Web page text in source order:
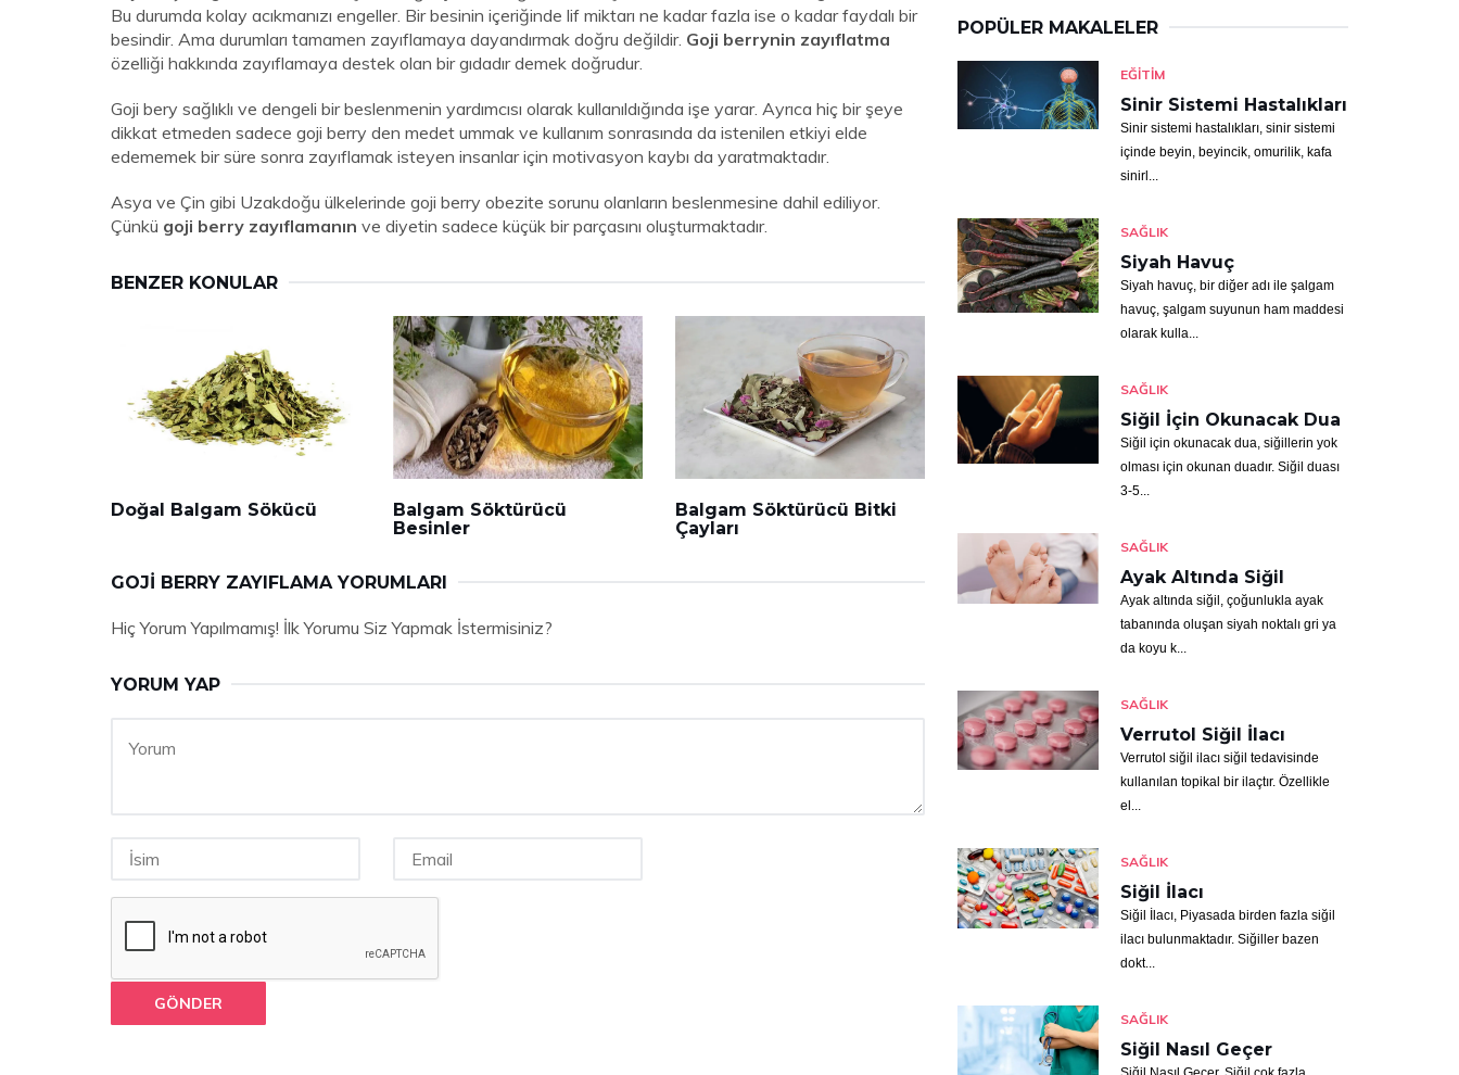
Bu durumda kolay acıkmanızı engeller. Bir besinin içeriğinde lif miktarı ne kadar fazla ise o kadar faydalı bir
besindir. Ama durumları tamamen zayıflamaya dayandırmak doğru değildir. Goji berrynin zayıflatma
özelliği hakkında zayıflamaya destek olan bir gıdadır demek doğrudur.
Goji bery sağlıklı ve dengeli bir beslenmenin yardımcısı olarak kullanıldığında işe yarar. Ayrıca hiç bir şeye
dikkat etmeden sadece goji berry den medet ummak ve kullanım sonrasında da istenilen etkiyi elde
edememek bir süre sonra zayıflamak isteyen insanlar için motivasyon kaybı da yaratmaktadır.
Asya ve Çin gibi Uzakdoğu ülkelerinde goji berry obezite sorunu olanların beslenmesine dahil ediliyor.
Çünkü goji berry zayıflamanın ve diyetin sadece küçük bir parçasını oluşturmaktadır.
BENZER KONULAR
Doğal Balgam Sökücü
Balgam Söktürücü
Besinler
Balgam Söktürücü Bitki
Çayları
GOJI BERRY ZAYIFLAMA YORUMLARI
Hiç Yorum Yapılmamış! İlk Yorumu Siz Yapmak İstermisiniz?
YORUM YAP
GÖNDER
POPÜLER MAKALELER
EĞITIM
Sinir Sistemi Hastalıkları
Sinir sistemi hastalıkları, sinir sistemi
içinde beyin, beyincik, omurilik, kafa
sinirl...
SAĞLIK
Siyah Havuç
Siyah havuç, bir diğer adı ile şalgam
havuç, şalgam suyunun ham maddesi
olarak kulla...
SAĞLIK
Siğil İçin Okunacak Dua
Siğil için okunacak dua, siğillerin yok
olması için okunan duadır. Siğil duası
3-5...
SAĞLIK
Ayak Altında Siğil
Ayak altında siğil, çoğunlukla ayak
tabanında oluşan siyah noktalı gri ya
da koyu k...
SAĞLIK
Verrutol Siğil İlacı
Verrutol siğil ilacı siğil tedavisinde
kullanılan topikal bir ilaçtır. Özellikle
el...
SAĞLIK
Siğil İlacı
Siğil İlacı, Piyasada birden fazla siğil
ilacı bulunmaktadır. Siğiller bazen
dokt...
SAĞLIK
Siğil Nasıl Geçer